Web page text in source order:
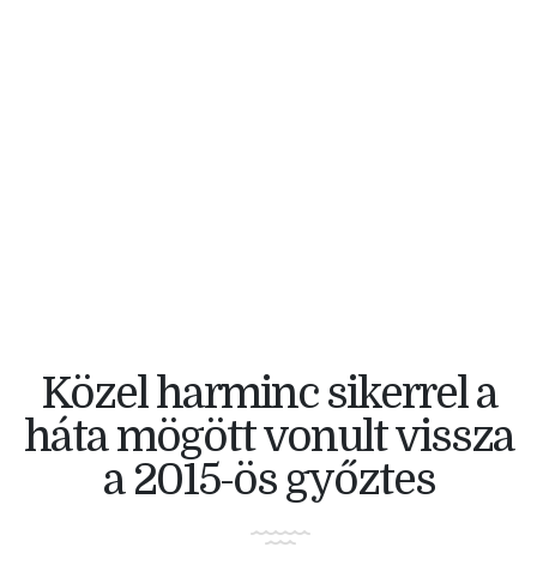
Közel harminc sikerrel a
háta mögött vonult vissza
a 2015-ös győztes